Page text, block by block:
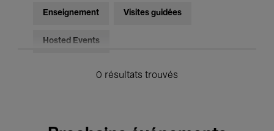
Enseignement Visites guidées
Hosted Events
0 résultats trouvés